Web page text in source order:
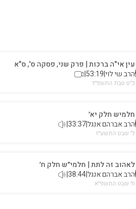
עין אי"ה ברכות | פרק שני, פסקה ס', ס"א
הרב שי לוי|
53:19
|
כ״ט טבת התשפ״ד
חלמיש חלק יא׳
הרב אברהם אנגל|
33:37
|
ל׳ שבט התשע״ז
לאהוב זה לתת | חלמי״ש חלק ח׳
הרב אברהם אנגל|
38:44
|
ח׳ שבט התשפ״א